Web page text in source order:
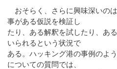
おそらく、さらに興味深いの
事がある仮説を検証し
たり、ある解釈を試したり、あ
いられるという状況で
ある。ハッキング港の事例のよ
についての質問では、